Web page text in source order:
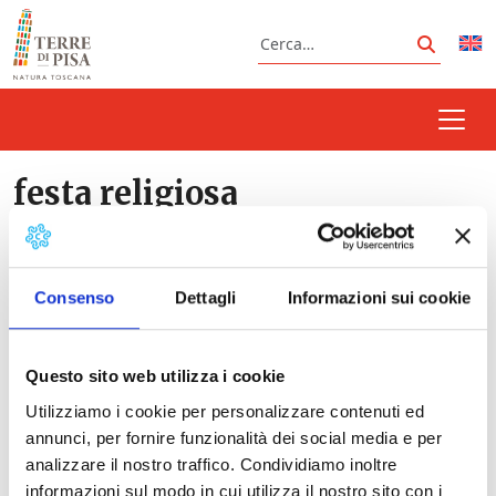
Consenso Dettagli Informazioni sui cookie
Questo sito web utilizza i cookie
Utilizziamo i cookie per personalizzare contenuti ed
annunci, per fornire funzionalità dei social media e per
analizzare il nostro traffico. Condividiamo inoltre
informazioni sul modo in cui utilizza il nostro sito con i
Vai al contenuto
Cerca
Cerca
festa religiosa
Prossimi eventi
Processione e Luminara dell'Assunta | Santa
Maria a Monte
- 14/08/2026 - 21:30 - 23:30
Festa della Madonna di San Romano | Montopoli
- 08/09/2026 - Tutto il giorno